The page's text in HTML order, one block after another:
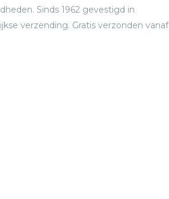
Sinds 1962 gevestigd in
verzending. Gratis verzonden vanaf